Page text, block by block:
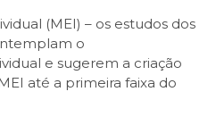
(MEI) – os estudos dos
o
e sugerem a criação
até a primeira faixa do